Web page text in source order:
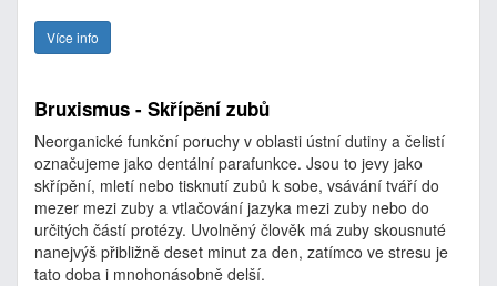
Více info
Bruxismus - Skřípění zubů
Neorganické funkční poruchy v oblasti ústní dutiny a čelistí
označujeme jako dentální parafunkce. Jsou to jevy jako
skřípění, mletí nebo tisknutí zubů k sobe, vsávání tváří do
mezer mezi zuby a vtlačování jazyka mezi zuby nebo do
určitých částí protézy. Uvolněný člověk má zuby skousnuté
nanejvýš přibližně deset minut za den, zatímco ve stresu je
tato doba i mnohonásobně delší.